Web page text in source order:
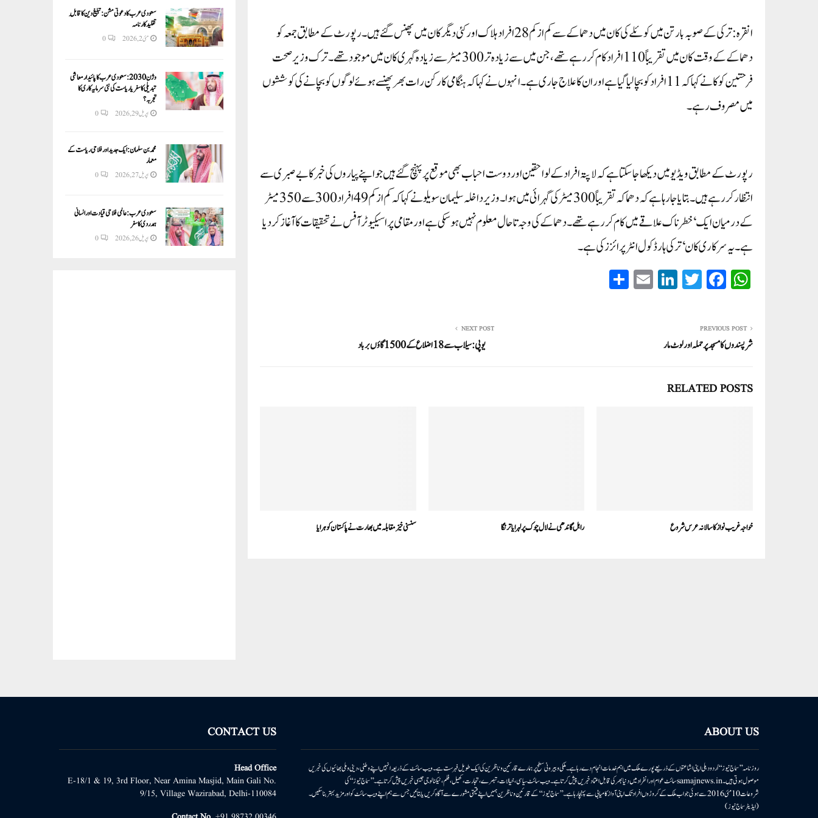
انقرہ: ترکی کے صوبہ بارتن میں کوئلے کی کان میں دھماکے سے کم از کم 28 افراد ہلاک اور کئی دیگر کان میں پھنس گئے ہیں۔ رپورٹ کے مطابق جمعہ کو
دھماکے کے وقت کان میں تقریباً 110 افراد کام کر رہے تھے، جن میں سے زیادہ تر 300 میٹر سے زیادہ گہری کان میں موجود تھے۔ ترک وزیر صحت
فرحتین کوکا نے کہا کہ 11 افراد کو بچا لیا گیا ہے اور ان کا علاج جاری ہے۔انہوں نے کہا کہ ہنگامی کارکن رات بھر پھنسے ہوئے لوگوں کو بچانے کی کوششوں
میں مصروف رہے۔
رپورٹ کے مطابق ویڈیو میں دیکھا جا سکتا ہے کہ لاپتہ افراد کے لواحقین اور دوست احباب بھی موقع پر پہنچ گئے ہیں جو اپنے پیاروں کی خبر کا بے صبری سے
انتظار کر رہے ہیں۔بتایا جا رہا ہے کہ دھماکہ تقریباً 300 میٹر کی گہرائی میں ہوا۔ وزیر داخلہ سلیمان سویلو نے کہا کہ کم از کم 49 افراد 300 سے 350 میٹر
کے درمیان ایک ‘خطرناک علاقے میں کام کر رہے تھے۔ دھماکے کی وجہ تاحال معلوم نہیں ہوسکی ہے اور مقامی پراسیکیوٹر آفس نے تحقیقات کا آغاز کر دیا
ہے۔ یہ سرکاری کان ‘ترکی ہارڈ کول انٹرپرائزز کی ہے۔
W
ha
A
pp
Fa
ce
ok
T
wi
r
Li
nk
E
m
PREVIOUS POST
شرپسندوں کا مسجد پر حملہ اور لوٹ مار
NEXT POST
یوپی:سیلاب سے 18 اضلاع کے 1500گاؤں برباد
RELATED POSTS
خواجہ غریب نواز کا سالانہ عرس شروع راہل گاندھی نے لال چوک پر لہرایا ترنگا سنسنی خیز مقابلہ میں بھارت نے پاکستان کو ہرایا
سعودی عرب کا دعوتی مشن: تبلیغ دین کا قابلِ
تقلید کارنامہ
مئی 2, 2026 0
وژن 2030:سعودی عرب کا پائیدار معاشی
تبدیلی کا سفر یا ریاست کی نئی سرمایہ کاری کا
تجربہ؟
اپریل 29, 2026 0
محمد بن سلمان: ایک جدید اور فلاحی ریاست کے
معمار
اپریل 27, 2026 0
سعودی عرب: عالمی فلاحی قیادت اور انسانی
ہمدردی کا سفر
اپریل 26, 2026 0
ABOUT US
روزنامہ ’’سماج نیوز‘‘ اُردو دہلی اپنی اشاعتوں کے ذریعے پورے ملک میں اہم خدمات انجام دے رہا ہے۔ ملکی وبیرونی سطح پر ہمارے قارئین وناظرین کی ایک طویل فہرست ہے۔ ویب سائٹ کے ذریعہ انہیں اپنے وطنی، دینی وملی بھائیوں کی خبریں
موصول ہوتی ہیں۔samajnews.inسائٹ عوام اور انفراد میں دنیا بھر کی قابل اعتماد خبریں پیش کرتا ہے۔ ویب سائٹ سیاسی، خیالات، تبصرے، تجارت، کھیل، فلم، ٹیکنالوجی جیسی خبریں پیش کرتا ہے۔ ’’سماج نیوز‘‘ کی
شروعات 10مئی 2016 سے ہوئی جو اب ملک کے کروڑوں افراد تک اپنی آواز کامیابی سے پہنچا رہا ہے۔ ’’سماج نیوز‘‘ کے قارئین وناظرین ہمیں اپنے قیمتی مشورے سے آگاہ کریں یا بتائیں جس سے ہم اپنے ویب سائٹ کو اور مزید بہتر بناسکیں۔
(ایڈیٹر سماج نیوز)
CONTACT US
Head Office
E-18/1 & 19, 3rd Floor, Near Amina Masjid, Main Gali No.
9/15, Village Wazirabad, Delhi-110084